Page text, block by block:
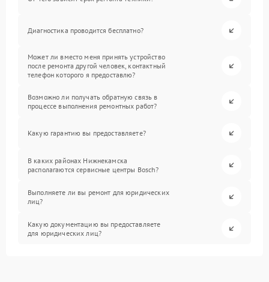
Диагностика проводится бесплатно?
Может ли вместо меня принять устройство
после ремонта другой человек, контактный
телефон которого я предоставлю?
Возможно ли получать обратную связь в
процессе выполнения ремонтных работ?
Какую гарантию вы предоставляете?
В каких районах Нижнекамска
располагаются сервисные центры Bosch?
Выполняете ли вы ремонт для юридических
лиц?
Какую документацию вы предоставляете
для юридических лиц?